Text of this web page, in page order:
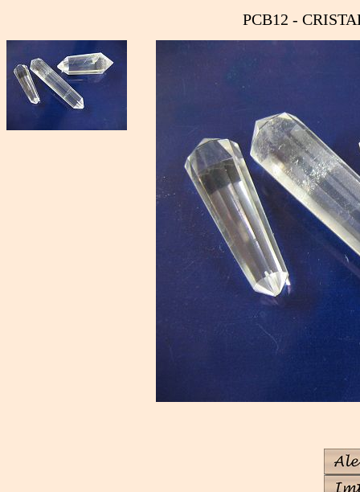
PCB12 -